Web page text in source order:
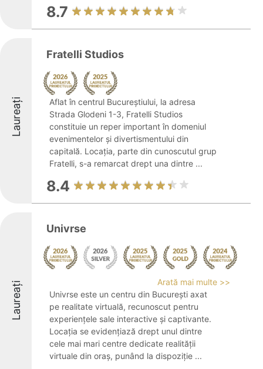
8.7
Laureați
Fratelli Studios
Aflat în centrul Bucureștiului, la adresa
Strada Glodeni 1-3, Fratelli Studios
constituie un reper important în domeniul
evenimentelor și divertismentului din
capitală. Locația, parte din cunoscutul grup
Fratelli, s-a remarcat drept una dintre ...
8.4
Laureați
Univrse
Arată mai multe >>
Univrse este un centru din București axat
pe realitate virtuală, recunoscut pentru
experiențele sale interactive și captivante.
Locația se evidențiază drept unul dintre
cele mai mari centre dedicate realității
virtuale din oraș, punând la dispoziție ...